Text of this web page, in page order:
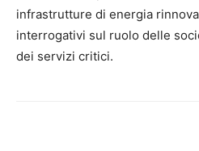
infrastrutture di energia
interrogativi sul ruolo delle
dei servizi critici.